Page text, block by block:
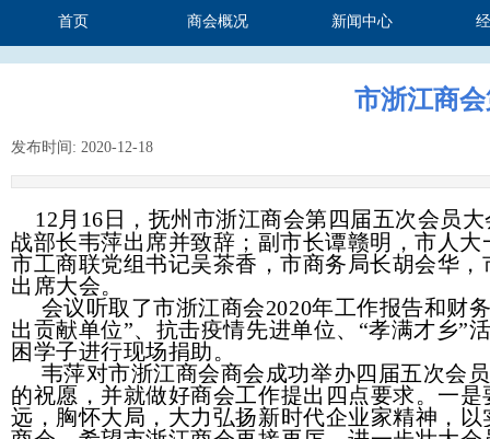
首页 商会概况 新闻中心
市浙江商
发布时间: 2020-12-18
12月16日，抚州市浙江商会第四届五次会员大
战部长韦萍出席并致辞； 副市长谭赣明， 市人大
市工商联党组书记吴茶香，市商务局长胡会华，
出席大会。
会议听取了市浙江商会2020年工作报告和财
出贡献单位”、抗击疫情先进单位、“孝满才乡”
困学子进行现场捐助。
韦萍对市浙江商会商会成功举办四届五次会
的祝愿，并就做好商会工作提出四点要求。一
远，胸怀大局，大力弘扬新时代企业家精神，